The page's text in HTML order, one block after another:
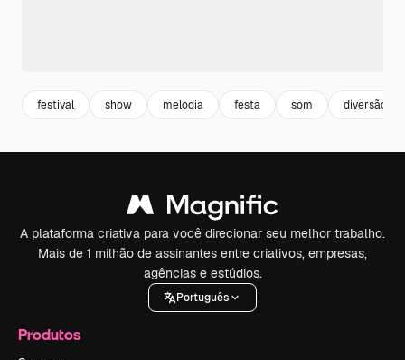
festival show melodia festa som diversão
A plataforma criativa para você direcionar seu melhor trabalho.
Mais de 1 milhão de assinantes entre criativos, empresas,
agências e estúdios.
Português
Produtos